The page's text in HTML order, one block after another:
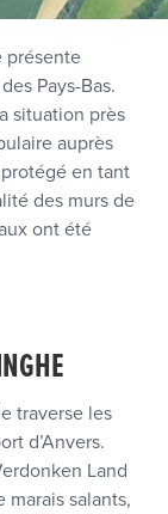
présente
Pays-Bas.
situation près
auprès
en tant
des murs de
ont été
traverse les
d’Anvers.
Land
salants,